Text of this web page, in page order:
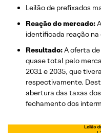
Leilão de prefixados
Reação do mercado:
identificada reação na
Resultado:A oferta
quase total pelo
2031 e 2035, que
respectivamente.
abertura das taxas
fechamento dos